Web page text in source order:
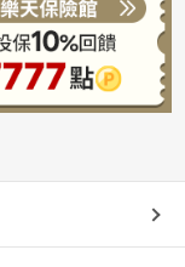
的一種支付方式。
取消，需請您重新
證簡訊，請務必確保
股份有限公司提
（含個人資料告知聲
】進行付款。當您
入帳號】發送至您在
您的來電或
已公告定型化
服務。如:藝文展
起算七天內，如
貨事宜。
訂購的商品，如